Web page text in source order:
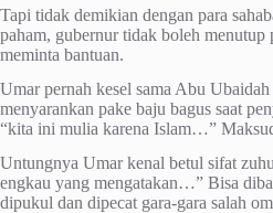
Tapi tidak demikian dengan para
paham, gubernur tidak boleh menutup
meminta bantuan.
Umar pernah kesel sama Abu
menyarankan pake baju bagus saat
“kita ini mulia karena Islam…”
Untungnya Umar kenal betul sifat
engkau yang mengatakan…” Bisa
dipukul dan dipecat gara-gara salah